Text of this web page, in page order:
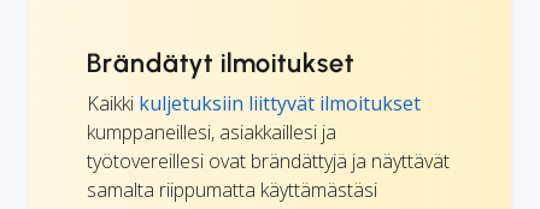
Brändätyt ilmoitukset
Kaikki kuljetuksiin liittyvät ilmoitukset
kumppaneillesi, asiakkaillesi ja
työtovereillesi ovat brändättyjä ja näyttävät
samalta riippumatta käyttämästäsi